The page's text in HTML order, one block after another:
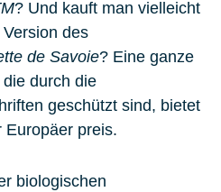
? Und kauft man vielleicht
des
de Savoie? Eine ganze
durch die
geschützt sind, bietet
Europäer preis.
biologischen